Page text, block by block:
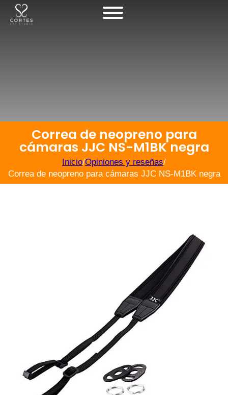
Correa de neopreno para
cámaras JJC NS-M1BK negra
Inicio/Opiniones y reseñas/
Correa de neopreno para cámaras JJC NS-M1BK negra